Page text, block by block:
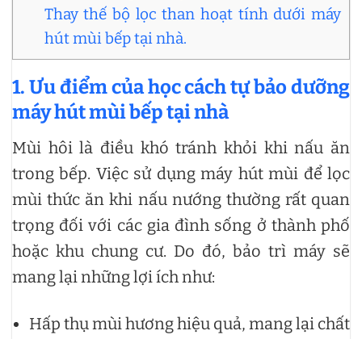
Thay thế bộ lọc than hoạt tính dưới máy
hút mùi bếp tại nhà.
1. Ưu điểm của học cách tự bảo dưỡng
máy hút mùi bếp tại nhà
Mùi hôi là điều khó tránh khỏi khi nấu ăn
trong bếp. Việc sử dụng máy hút mùi để lọc
mùi thức ăn khi nấu nướng thường rất quan
trọng đối với các gia đình sống ở thành phố
hoặc khu chung cư. Do đó, bảo trì máy sẽ
mang lại những lợi ích như:
Hấp thụ mùi hương hiệu quả, mang lại chất